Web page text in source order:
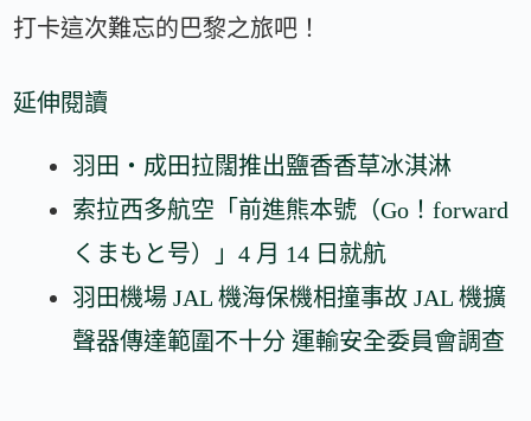
打卡這次難忘的巴黎之旅吧！
延伸閱讀
羽田・成田拉闊推出鹽香香草冰淇淋
索拉西多航空「前進熊本號（Go！forward
くまもと号）」4 月 14 日就航
羽田機場 JAL 機海保機相撞事故 JAL 機擴
聲器傳達範圍不十分 運輸安全委員會調查